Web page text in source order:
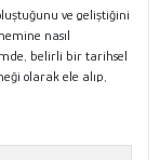
ve geliştiğini
nasıl
belirli bir tarihsel
olarak ele alıp,